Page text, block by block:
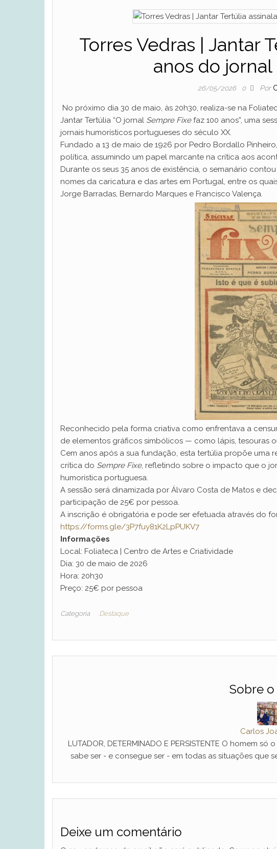
Torres Vedras | Jantar
anos do
26/05/2026 0 Por
No próximo dia 30 de maio, às 20h30, realiza-se na
Jantar Tertúlia “O jornal Sempre Fixefaz 100 anos”, uma
jornais humorísticos portugueses do século XX.
Fundado a 13 de maio de 1926 por Pedro Bordallo
política, assumindo um papel marcante na crítica aos
Durante os seus 35 anos de existência, o semanário
nomes da caricatura e das artes em Portugal, entre os
Jorge Barradas, Bernardo Marques e Francisco Valença.
Reconhecido pela forma criativa como enfrentava a
de elementos gráficos simbólicos — como lápis, tesouras
Cem anos após a sua fundação, esta tertúlia propõe uma
crítica do Sempre Fixe, refletindo sobre o impacto que o
humorística portuguesa.
A sessão será dinamizada por Álvaro Costa de Matos e
participação de 25€ por pessoa.
A inscrição é obrigatória e pode ser efetuada através do
https://forms.gle/3P7fuy81K2LpPUKV7
Informações
Local: Foliateca | Centro de Artes e Criatividade
Dia: 30 de maio de 2026
Hora: 20h30
Preço: 25€ por pessoa
Categoria Destaque
Sobre
Carlos
LUTADOR, DETERMINADO E PERSISTENTE O homem
sabe ser - e consegue ser - em todas as situações que
Deixe um comentário